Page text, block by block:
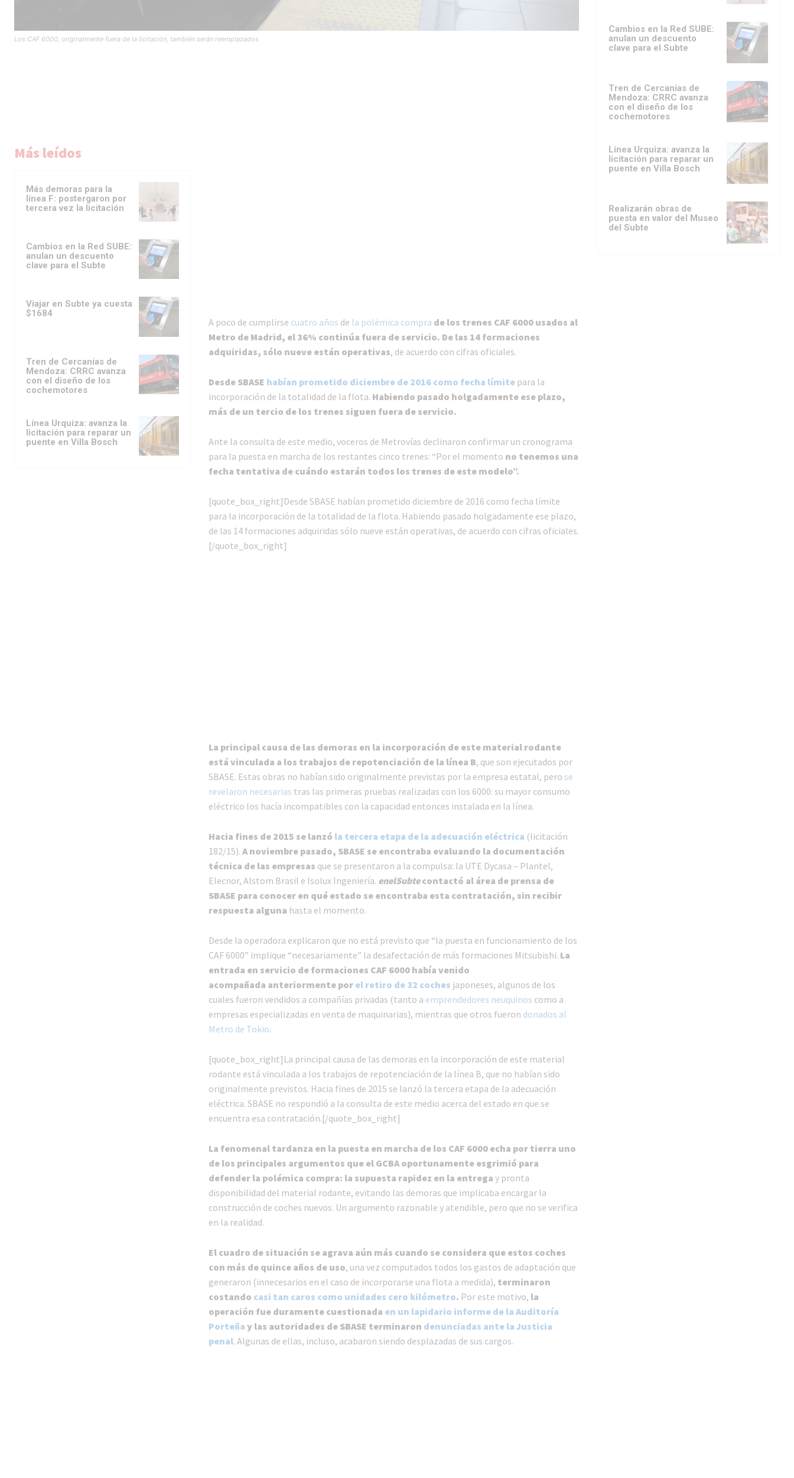
Los CAF 6000, originalmente fuera de la licitación, también serán reemplazados
Más leídos
Más demoras para la
línea F: postergaron por
tercera vez la licitación
Cambios en la Red SUBE:
anulan un descuento
clave para el Subte
Viajar en Subte ya cuesta
$1684
Tren de Cercanías de
Mendoza: CRRC avanza
con el diseño de los
cochemotores
Línea Urquiza: avanza la
licitación para reparar un
puente en Villa Bosch
A poco de cumplirse cuatro años de la polémica compra de los trenes CAF 6000 usados al
Metro de Madrid, el 36% continúa fuera de servicio. De las 14 formaciones
adquiridas, sólo nueve están operativas, de acuerdo con cifras oficiales.
Desde SBASE habían prometido diciembre de 2016 como fecha límitepara la
incorporación de la totalidad de la flota. Habiendo pasado holgadamente ese plazo,
más de un tercio de los trenes siguen fuera de servicio.
Ante la consulta de este medio, voceros de Metrovías declinaron confirmar un cronograma
para la puesta en marcha de los restantes cinco trenes: “Por el momento no tenemos una
fecha tentativa de cuándo estarán todos los trenes de este modelo”.
[quote_box_right]Desde SBASE habían prometido diciembre de 2016 como fecha límite
para la incorporación de la totalidad de la flota. Habiendo pasado holgadamente ese plazo,
de las 14 formaciones adquiridas sólo nueve están operativas, de acuerdo con cifras oficiales.
[/quote_box_right]
La principal causa de las demoras en la incorporación de este material rodante
está vinculada a los trabajos de repotenciación de la línea B, que son ejecutados por
SBASE. Estas obras no habían sido originalmente previstas por la empresa estatal, pero se
revelaron necesarias tras las primeras pruebas realizadas con los 6000: su mayor consumo
eléctrico los hacía incompatibles con la capacidad entonces instalada en la línea.
Hacia fines de 2015 se lanzó la tercera etapa de la adecuación eléctrica (licitación
182/15). A noviembre pasado, SBASE se encontraba evaluando la documentación
técnica de las empresas que se presentaron a la compulsa: la UTE Dycasa – Plantel,
Elecnor, Alstom Brasil e Isolux Ingeniería. enelSubtecontactó al área de prensa de
SBASE para conocer en qué estado se encontraba esta contratación, sin recibir
respuesta alguna hasta el momento.
Desde la operadora explicaron que no está previsto que “la puesta en funcionamiento de los
CAF 6000” implique “necesariamente” la desafectación de más formaciones Mitsubishi. La
entrada en servicio de formaciones CAF 6000 había venido
acompañada anteriormente por el retiro de 32 coches japoneses, algunos de los
cuales fueron vendidos a compañías privadas (tanto a emprendedores neuquinos como a
empresas especializadas en venta de maquinarias), mientras que otros fueron donados al
Metro de Tokio.
[quote_box_right]La principal causa de las demoras en la incorporación de este material
rodante está vinculada a los trabajos de repotenciación de la línea B, que no habían sido
originalmente previstos. Hacia fines de 2015 se lanzó la tercera etapa de la adecuación
eléctrica. SBASE no respondió a la consulta de este medio acerca del estado en que se
encuentra esa contratación.[/quote_box_right]
La fenomenal tardanza en la puesta en marcha de los CAF 6000 echa por tierra uno
de los principales argumentos que el GCBA oportunamente esgrimió para
defender la polémica compra: la supuesta rapidez en la entrega y pronta
disponibilidad del material rodante, evitando las demoras que implicaba encargar la
construcción de coches nuevos. Un argumento razonable y atendible, pero que no se verifica
en la realidad.
El cuadro de situación se agrava aún más cuando se considera que estos coches
con más de quince años de uso, una vez computados todos los gastos de adaptación que
generaron (innecesarios en el caso de incorporarse una flota a medida), terminaron
costando casi tan caros como unidades cero kilómetro. Por este motivo, la
operación fue duramente cuestionada en un lapidario informe de la Auditoría
Porteña y las autoridades de SBASE terminaron denunciadas ante la Justicia
penal. Algunas de ellas, incluso, acabaron siendo desplazadas de sus cargos.
Cambios en la Red SUBE:
anulan un descuento
clave para el Subte
Tren de Cercanías de
Mendoza: CRRC avanza
con el diseño de los
cochemotores
Línea Urquiza: avanza la
licitación para reparar un
puente en Villa Bosch
Realizarán obras de
puesta en valor del Museo
del Subte